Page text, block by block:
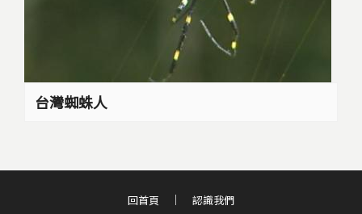
台灣蜘蛛人
回首頁 認識我們